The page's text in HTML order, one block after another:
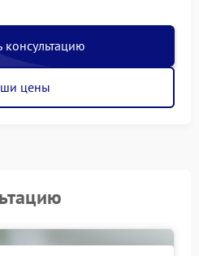
консультацию
цены